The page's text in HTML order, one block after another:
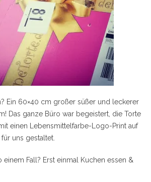
Ein 60×40 cm großer süßer und leckerer
Das ganze Büro war begeistert, die Torte
einen Lebensmittelfarbe-Logo-Print auf
uns gestaltet.
einem Fall? Erst einmal Kuchen essen &